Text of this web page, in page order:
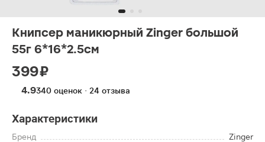
Книпсер маникюрный Zinger большой
55г 6*16*2.5см
399 ₽
4.9340 оценок · 24 отзыва
Характеристики
Бренд
Zinger